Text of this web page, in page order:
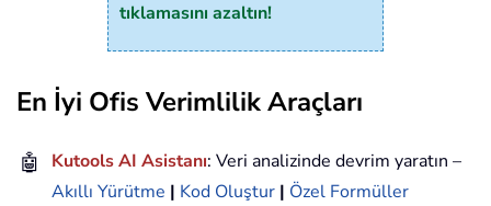
tıklamasını azaltın!
En İyi Ofis Verimlilik Araçları
🤖 Kutools AI Asistanı: Veri analizinde devrim yaratın –
Akıllı Yürütme | Kod Oluştur | Özel Formüller